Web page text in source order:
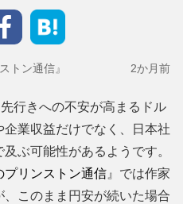
トン通信』 2か月前
行きへの不安が高まるドル
業収益だけでなく、日本社
ぶ可能性があるようです。
プリンストン通信 』では作家
このまま円安が続いた場合